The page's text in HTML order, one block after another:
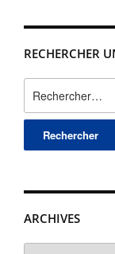
RECHERCHER
ARCHIVES